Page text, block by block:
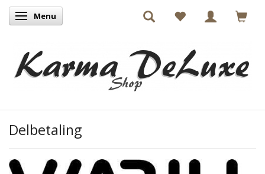
Skifte navigation
Menu
Delbetaling